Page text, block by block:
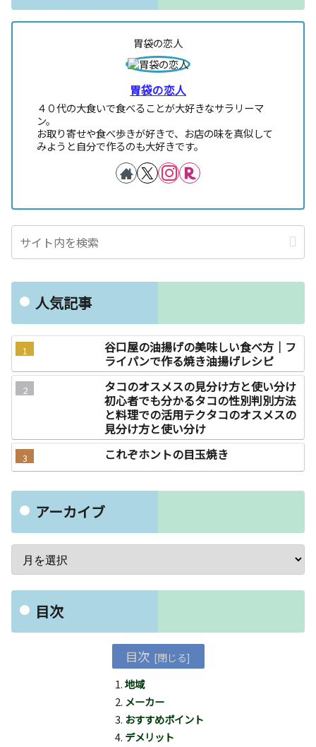
胃袋の恋人
胃袋の恋人
４０代の大食いで食べることが大好きなサラリーマ
ン。
お取り寄せや食べ歩きが好きで、お店の味を真似して
みようと自分で作るのも大好きです。
人気記事
谷口屋の油揚げの美味しい食べ方｜フ
ライパンで作る焼き油揚げレシピ
タコのオスメスの見分け方と使い分け
初心者でも分かるタコの性別判別方法
と料理での活用テクタコのオスメスの
見分け方と使い分け
これぞホントの目玉焼き
アーカイブ
目次
目次
地域
メーカー
おすすめポイント
デメリット